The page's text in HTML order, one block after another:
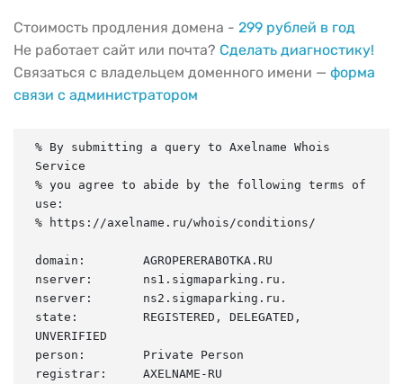
Стоимость продления домена - 299 рублей в год
Не работает сайт или почта? Сделать диагностику!
Связаться с владельцем доменного имени — форма
связи с администратором
% By submitting a query to Axelname Whois
Service
% you agree to abide by the following terms of
use:
% https://axelname.ru/whois/conditions/
domain:        AGROPERERABOTKA.RU
nserver:       ns1.sigmaparking.ru.
nserver:       ns2.sigmaparking.ru.
state:         REGISTERED, DELEGATED,
UNVERIFIED
person:        Private Person
registrar:     AXELNAME-RU